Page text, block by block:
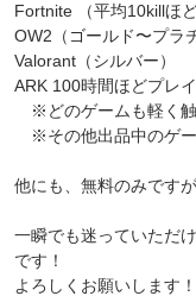
Fortnite （平均10killほ
OW2（ゴールド〜プラ
Valorant（シルバー）
ARK 100時間ほどプレ
※どのゲームも軽く触
※その他出品中のゲー
他にも、無料のみです
一瞬でも迷っていただ
です！
よろしくお願いします！